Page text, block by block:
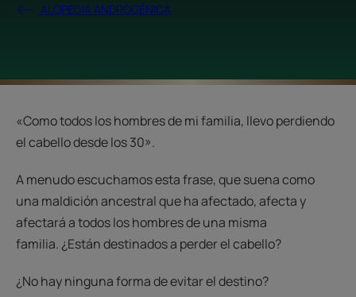
ALOPECIA ANDROGÉNICA
«Como todos los hombres de mi familia, llevo perdiendo
el cabello desde los 30».
A menudo escuchamos esta frase, que suena como
una maldición ancestral que ha afectado, afecta y
afectará a todos los hombres de una misma
familia. ¿Están destinados a perder el cabello?
¿No hay ninguna forma de evitar el destino?